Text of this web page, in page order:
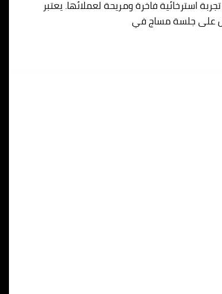
استرخائية فاخرة ومريحة لعملائها. يعتبر
على جلسة مساج في